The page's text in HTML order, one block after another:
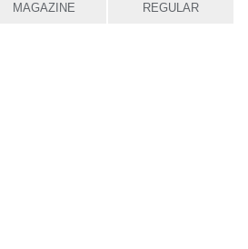
MAGAZINE REGULAR